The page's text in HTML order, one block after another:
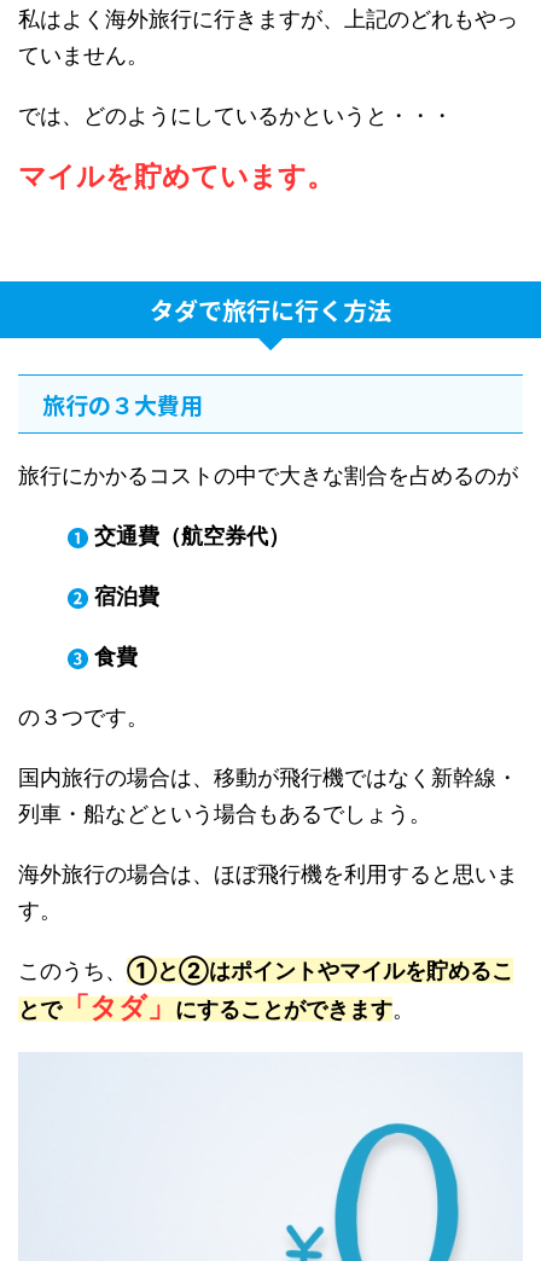
私はよく海外旅行に行きますが、上記のどれもやっ
ていません。
では、どのようにしているかというと・・・
マイルを貯めています。
タダで旅行に行く方法
旅行の３大費用
旅行にかかるコストの中で大きな割合を占めるのが
交通費（航空券代）
宿泊費
食費
の３つです。
国内旅行の場合は、移動が飛行機ではなく新幹線・
列車・船などという場合もあるでしょう。
海外旅行の場合は、ほぼ飛行機を利用すると思いま
す。
このうち、 ①と②はポイントやマイルを貯めるこ
とで「タダ」にすることができます。